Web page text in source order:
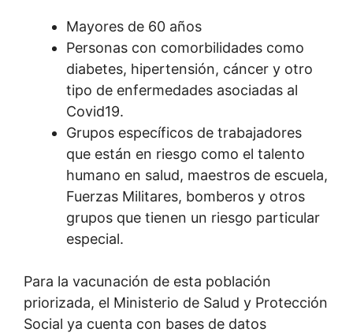
Mayores de 60 años
Personas con comorbilidades como
diabetes, hipertensión, cáncer y otro
tipo de enfermedades asociadas al
Covid19.
Grupos específicos de trabajadores
que están en riesgo como el talento
humano en salud, maestros de escuela,
Fuerzas Militares, bomberos y otros
grupos que tienen un riesgo particular
especial.
Para la vacunación de esta población
priorizada, el Ministerio de Salud y Protección
Social ya cuenta con bases de datos